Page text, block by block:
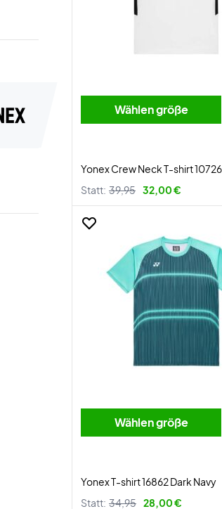
Wählen größe
Yonex Crew Neck T-shirt
Statt: 39,95 32,00 €
Wählen größe
Yonex T-shirt 16862 Dark Navy
Statt: 34,95 28,00 €